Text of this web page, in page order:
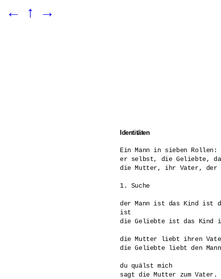
← ↑ →
Identitäten
Ein Mann in sieben Rollen:
er selbst, die Geliebte,
die Mutter, ihr Vater, der
1. Suche
der Mann ist das Kind ist
ist
die Geliebte ist das Kind
die Mutter liebt ihren
die Geliebte liebt den
du quälst mich
sagt die Mutter zum Vater.